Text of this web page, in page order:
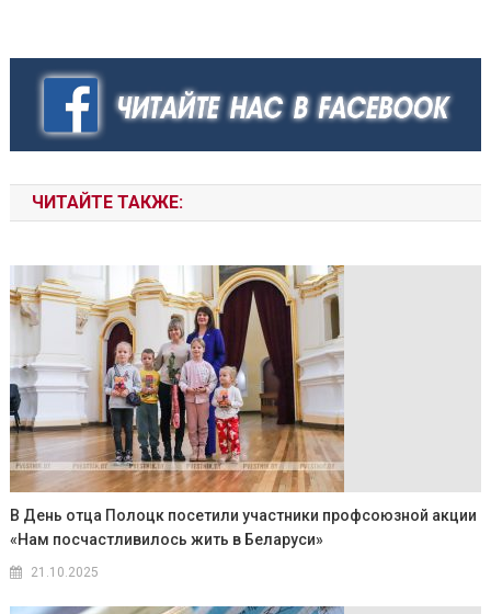
ЧИТАЙТЕ ТАКЖЕ:
В День отца Полоцк посетили участники профсоюзной акции
«Нам посчастливилось жить в Беларуси»
21.10.2025